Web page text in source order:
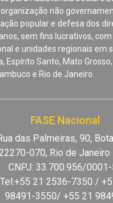
não
popular e defesa dos
sem fins lucrativos,
e unidades regionais em
Espírito Santo, Mato
e Rio de Janeiro.
FASE Nacional
das Palmeiras, 90,
070, Rio de Janeiro
CNPJ: 33.700.956/
Tel:+55 21 2536-7350 /
98491-3550/ +55 21